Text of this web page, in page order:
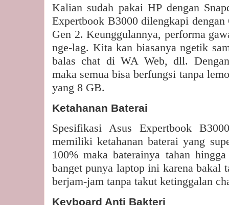
Kalian sudah pakai HP dengan
Expertbook B3000 dilengkapi dengan
Gen 2. Keunggulannya, performa
nge-lag. Kita kan biasanya ngetik
balas chat di WA Web, dll.
maka semua bisa berfungsi tanpa
yang 8 GB.
Ketahanan Baterai
Spesifikasi Asus Expertbook
memiliki ketahanan baterai yang
100% maka baterainya tahan
banget punya laptop ini karena bakal
berjam-jam tanpa takut ketinggalan
Keyboard Anti Bakteri